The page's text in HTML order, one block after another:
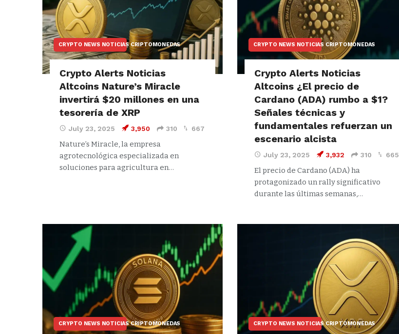
CRYPTO NEWS NOTICIAS CRIPTOMONEDAS
Crypto Alerts Noticias
Altcoins Nature’s Miracle
invertirá $20 millones en una
tesorería de XRP
July 23, 2025 3,950 310 667
Nature’s Miracle, la empresa
agrotecnológica especializada en
soluciones para agricultura en…
CRYPTO NEWS NOTICIAS CRIPTOMONEDAS
Crypto Alerts Noticias
Altcoins ¿El precio de
Cardano (ADA) rumbo a $1?
Señales técnicas y
fundamentales refuerzan un
escenario alcista
July 23, 2025 3,932 310 665
El precio de Cardano (ADA) ha
protagonizado un rally significativo
durante las últimas semanas,…
CRYPTO NEWS NOTICIAS CRIPTOMONEDAS CRYPTO NEWS NOTICIAS CRIPTOMONEDAS